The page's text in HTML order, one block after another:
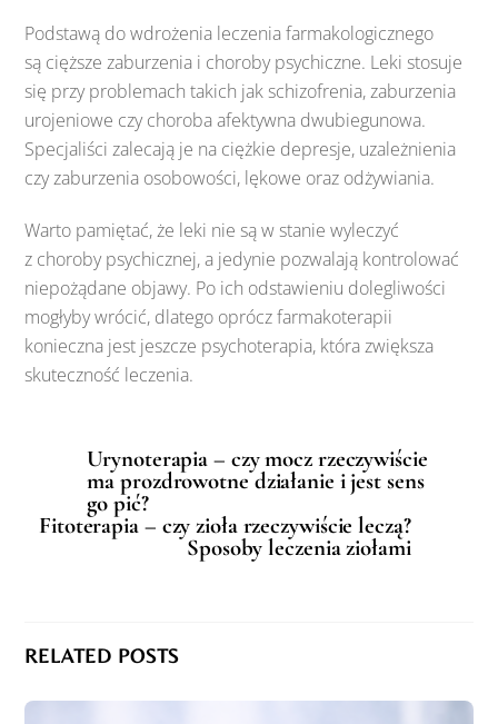
Podstawą do wdrożenia leczenia farmakologicznego
są cięższe zaburzenia i choroby psychiczne. Leki stosuje
się przy problemach takich jak schizofrenia, zaburzenia
urojeniowe czy choroba afektywna dwubiegunowa.
Specjaliści zalecają je na ciężkie depresje, uzależnienia
czy zaburzenia osobowości, lękowe oraz odżywiania.
Warto pamiętać, że leki nie są w stanie wyleczyć
z choroby psychicznej, a jedynie pozwalają kontrolować
niepożądane objawy. Po ich odstawieniu dolegliwości
mogłyby wrócić, dlatego oprócz farmakoterapii
konieczna jest jeszcze psychoterapia, która zwiększa
skuteczność leczenia.
Urynoterapia – czy mocz rzeczywiście
ma prozdrowotne działanie i jest sens
go pić?
Fitoterapia – czy zioła rzeczywiście leczą?
Sposoby leczenia ziołami
RELATED POSTS